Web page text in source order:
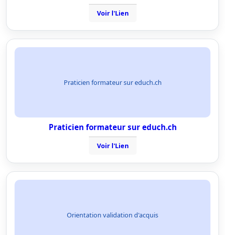
Voir l'Lien
Praticien formateur sur educh.ch
Praticien formateur sur educh.ch
Voir l'Lien
Orientation validation d'acquis